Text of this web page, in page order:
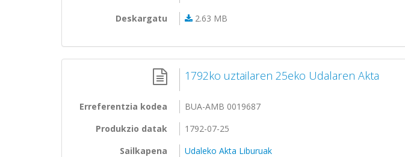
Deskargatu
2.63 MB
1792ko uztailaren 25eko Udalaren Akta
Erreferentzia kodea
BUA-AMB 0019687
Produkzio datak
1792-07-25
Sailkapena
Udaleko Akta Liburuak